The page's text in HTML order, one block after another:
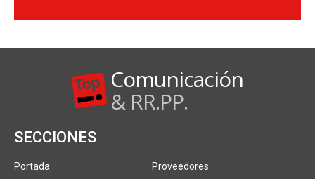
Comunicación
& RR.PP.
SECCIONES
Portada
Proveedores